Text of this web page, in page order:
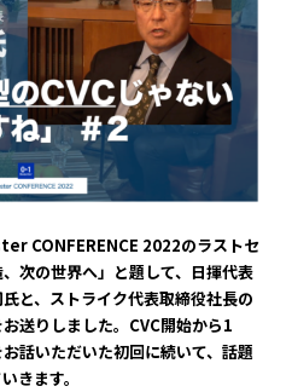
CONFERENCE 2022のラストセ
次の世界へ」と題して、日揮代表
と、ストライク代表取締役社長の
送りしました。CVC開始から1
話いただいた初回に続いて、話題
きます。